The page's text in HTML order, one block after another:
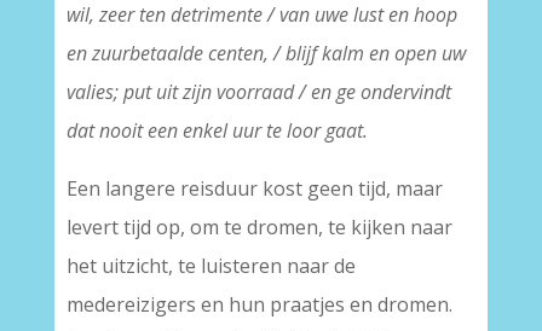
wil, zeer ten detrimente / van uwe lust en hoop
en zuurbetaalde centen, / blijf kalm en open uw
valies; put uit zijn voorraad / en ge ondervindt
dat nooit een enkel uur te loor gaat.
Een langere reisduur kost geen tijd, maar
levert tijd op, om te dromen, te kijken naar
het uitzicht, te luisteren naar de
medereizigers en hun praatjes en dromen.